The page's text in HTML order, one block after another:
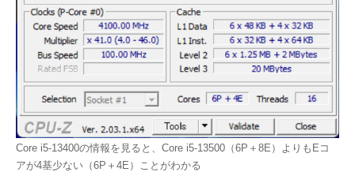
Core i5-13400の情報を見ると、Core i5-13500（6P＋8E）よりもEコ
アが4基少ない（6P＋4E）ことがわかる